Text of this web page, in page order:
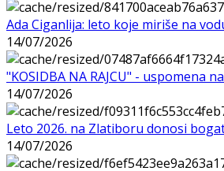
Ada Ciganlija: leto koje miriše na
14/07/2026
"KOSIDBA NA RAJCU" - uspomena
14/07/2026
Leto 2026. na Zlatiboru donosi
14/07/2026